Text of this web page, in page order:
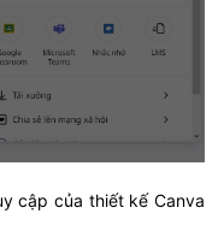
cập của thiết kế Canva